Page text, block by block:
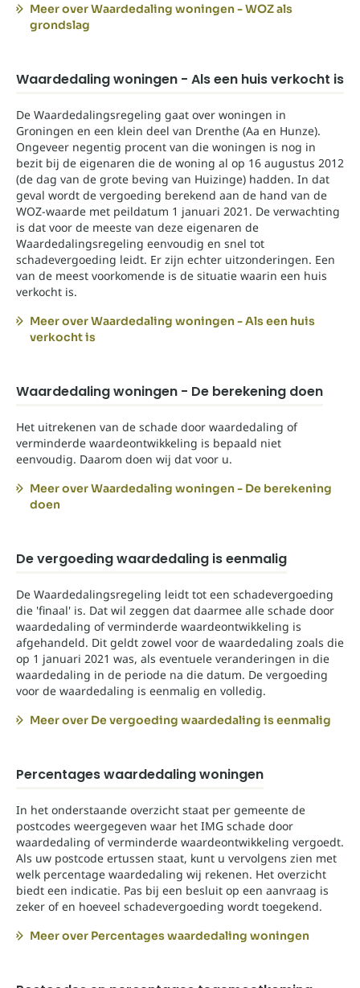
Meer over Waardedaling woningen - WOZ als
grondslag
Waardedaling woningen - Als een huis verkocht is
De Waardedalingsregeling gaat over woningen in
Groningen en een klein deel van Drenthe (Aa en Hunze).
Ongeveer negentig procent van die woningen is nog in
bezit bij de eigenaren die de woning al op 16 augustus 2012
(de dag van de grote beving van Huizinge) hadden. In dat
geval wordt de vergoeding berekend aan de hand van de
WOZ-waarde met peildatum 1 januari 2021. De verwachting
is dat voor de meeste van deze eigenaren de
Waardedalingsregeling eenvoudig en snel tot
schadevergoeding leidt. Er zijn echter uitzonderingen. Een
van de meest voorkomende is de situatie waarin een huis
verkocht is.
Meer over Waardedaling woningen - Als een huis
verkocht is
Waardedaling woningen - De berekening doen
Het uitrekenen van de schade door waardedaling of
verminderde waardeontwikkeling is bepaald niet
eenvoudig. Daarom doen wij dat voor u.
Meer over Waardedaling woningen - De berekening
doen
De vergoeding waardedaling is eenmalig
De Waardedalingsregeling leidt tot een schadevergoeding
die 'finaal' is. Dat wil zeggen dat daarmee alle schade door
waardedaling of verminderde waardeontwikkeling is
afgehandeld. Dit geldt zowel voor de waardedaling zoals die
op 1 januari 2021 was, als eventuele veranderingen in die
waardedaling in de periode na die datum. De vergoeding
voor de waardedaling is eenmalig en volledig.
Meer over De vergoeding waardedaling is eenmalig
Percentages waardedaling woningen
In het onderstaande overzicht staat per gemeente de
postcodes weergegeven waar het IMG schade door
waardedaling of verminderde waardeontwikkeling vergoedt.
Als uw postcode ertussen staat, kunt u vervolgens zien met
welk percentage waardedaling wij rekenen. Het overzicht
biedt een indicatie. Pas bij een besluit op een aanvraag is
zeker of en hoeveel schadevergoeding wordt toegekend.
Meer over Percentages waardedaling woningen